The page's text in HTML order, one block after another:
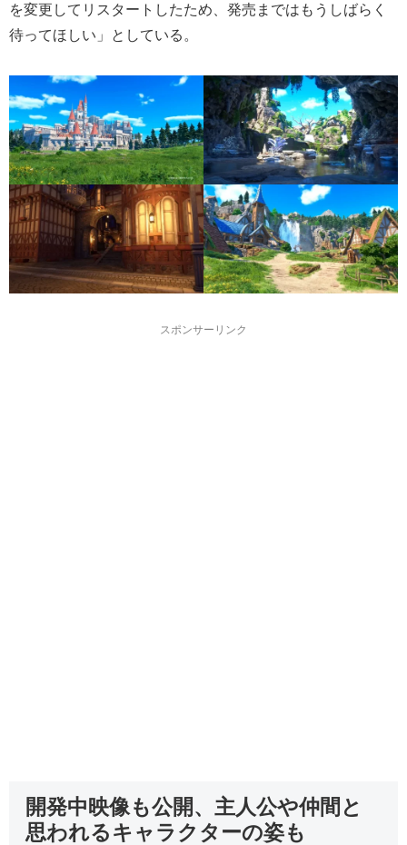
を変更してリスタートしたため、発売まではもうしばらく
待ってほしい」としている。
スポンサーリンク
開発中映像も公開、主人公や仲間と
思われるキャラクターの姿も